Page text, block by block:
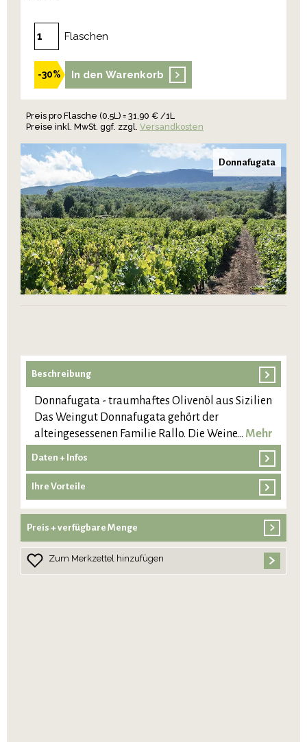
Flaschen
-30% In den Warenkorb
Preis pro Flasche (0.5L) = 31,90 € /1L
Preise inkl. MwSt. ggf. zzgl. Versandkosten
Donnafugata
Beschreibung
Donnafugata - traumhaftes Olivenöl aus Sizilien
Das Weingut Donnafugata gehört der
alteingesessenen Familie Rallo. Die Weine… Mehr
Daten + Infos
Ihre Vorteile
Preis + verfügbare Menge
Zum Merkzettel hinzufügen